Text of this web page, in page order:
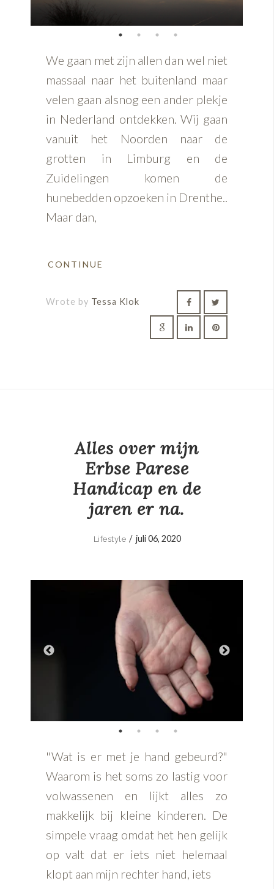
We gaan met zijn allen dan wel niet
massaal naar het buitenland maar
velen gaan alsnog een ander plekje
in Nederland ontdekken. Wij gaan
vanuit het Noorden naar de
grotten in Limburg en de
Zuidelingen komen de
hunebedden opzoeken in Drenthe..
Maar dan,
CONTINUE
Wrote by Tessa Klok
Alles over mijn
Erbse Parese
Handicap en de
jaren er na.
Lifestyle /juli 06, 2020
"Wat is er met je hand gebeurd?"
Waarom is het soms zo lastig voor
volwassenen en lijkt alles zo
makkelijk bij kleine kinderen. De
simpele vraag omdat het hen gelijk
op valt dat er iets niet helemaal
klopt aan mijn rechter hand, iets